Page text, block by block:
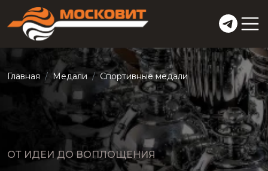
Главная Медали Спортивные медали
ОТ ИДЕИ ДО ВОПЛОЩЕНИЯ